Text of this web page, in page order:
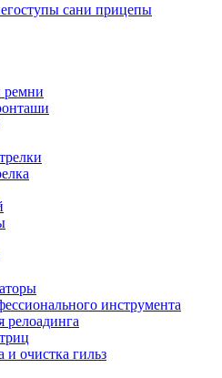
сани прицепы
ремни
инструмента
релоадинга
и очистка гильз